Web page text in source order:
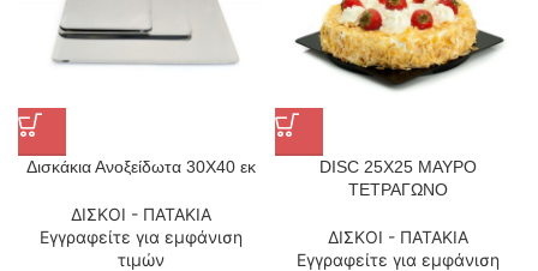
Δισκάκια Ανοξείδωτα 30X40 εκ
ΔΙΣΚΟΙ - ΠΑΤΑΚΙΑ
Εγγραφείτε για εμφάνιση
τιμών
DISC 25Χ25 ΜΑΥΡΟ
ΤΕΤΡΑΓΩΝΟ
ΔΙΣΚΟΙ - ΠΑΤΑΚΙΑ
Εγγραφείτε για εμφάνιση